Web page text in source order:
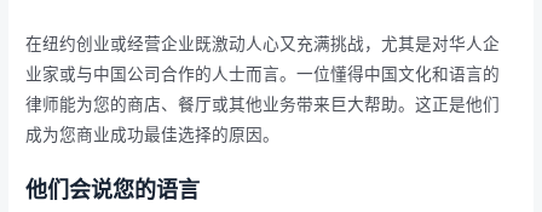
在纽约创业或经营企业既激动人心又充满挑战，尤其是对华人企
业家或与中国公司合作的人士而言。一位懂得中国文化和语言的
律师能为您的商店、餐厅或其他业务带来巨大帮助。这正是他们
成为您商业成功最佳选择的原因。
他们会说您的语言